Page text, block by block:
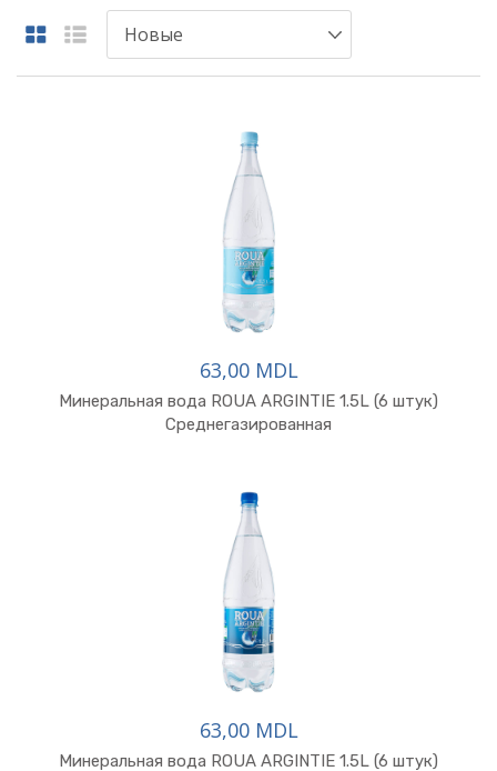
63,00 MDL
Минеральная вода ROUA ARGINTIE 1.5L (6 штук)
Среднегазированная
63,00 MDL
Минеральная вода ROUA ARGINTIE 1.5L (6 штук)